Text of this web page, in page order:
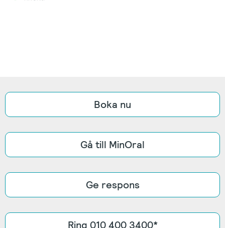
Boka nu
Gå till MinOral
Ge respons
Ring 010 400 3400*